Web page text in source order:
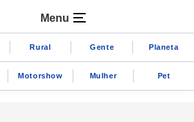
Menu
Rural Gente Planeta
Motorshow Mulher Pet